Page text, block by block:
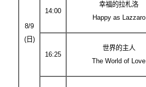
8/9
(日)
14:00
幸福的拉札洛
Happy as Lazzaro
16:25
世界的主人
The World of Love